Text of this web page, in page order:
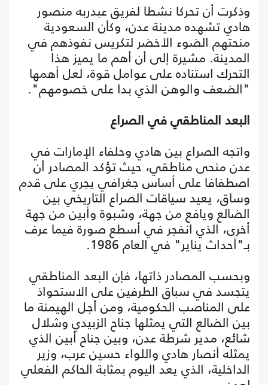
وذكرت أن تحركا نشطا لفريق عبدربه منصور
هادي تشهده مدينة عدن، وكأن السعودية
منحتهم الضوء الأخضر لتكريس نفوذهم في
المدينة. مشيرة إلى أن أهم ما يميز هذا
التحرك استناده على عوامل قوة، لعل أهمها
"الضعف والوهن الذي بدا على خصومهم".
البعد المناطقي في الصراع
واتجه الصراع بين هادي وحلفاء الإمارات في
عدن منحى مناطقي، حيث تؤكد المصادر أن
اصطفافا على أساس جغرافي يجري على قدم
وساق، يعيد سياقات الصراع التاريخي بين
الضالع ويافع من جهة، وشبوة وأبين من جهة
أخرى، الذي انفجر في أسطع صورة فيما عرف
بـ"أحداث يناير" في العام 1986.
وبحسب المصادر ذاتها، فإن البعد المناطقي
يتجسد في سباق الطرفين على الاستحواذ
على المناصب الحكومية، ومن أجل الهيمنة ما
بين الضالع التي يمثلها جناح الزبيدي وشلال
شائع، مدير شرطة عدن، وبين جناح أبين الذي
يمثله أنصار هادي واللواء حسين عرب، وزير
الداخلية، الذي يعد اليوم بمثابة الحاكم الفعلي